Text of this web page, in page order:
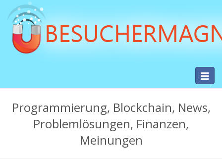
Skip
to
main
content
Hilfe
Programmierung, Blockchain, News,
Problemlösungen, Finanzen,
Meinungen